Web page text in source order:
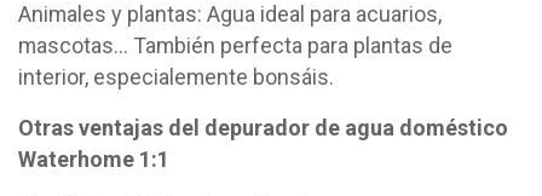
Animales y plantas: Agua ideal para acuarios,
mascotas... También perfecta para plantas de
interior, especialemente bonsáis.
Otras ventajas del depurador de agua doméstico
Waterhome 1:1